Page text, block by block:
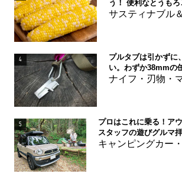
う！ 便利なとうも
サスティナブル
4
プルタブは引かずに
い。わずか38mmの
ナイフ・刃物・
5
プロはこれに乗る！ア
スタッフの遊びグルマ
キャンピングカー